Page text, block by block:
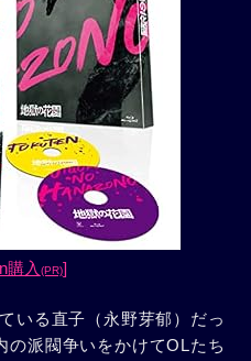
購入 (PR)]
いる直子（永野芽郁）だっ
の派閥争いをかけてOLたち